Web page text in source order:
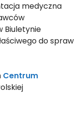
medyczna
Biuletynie
do spraw
Centrum